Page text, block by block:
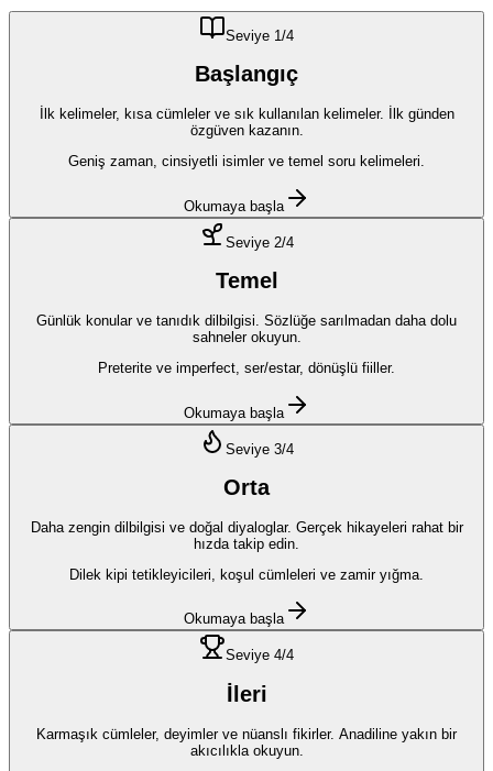
Seviye 1 /4
Başlangıç
İlk kelimeler, kısa cümleler ve sık kullanılan kelimeler. İlk günden
özgüven kazanın.
Geniş zaman, cinsiyetli isimler ve temel soru kelimeleri.
Okumaya başla
Seviye 2/4
Temel
Günlük konular ve tanıdık dilbilgisi. Sözlüğe sarılmadan daha dolu
sahneler okuyun.
Preterite ve imperfect, ser/estar, dönüşlü fiiller.
Okumaya başla
Seviye 3/4
Orta
Daha zengin dilbilgisi ve doğal diyaloglar. Gerçek hikayeleri rahat bir
hızda takip edin.
Dilek kipi tetikleyicileri, koşul cümleleri ve zamir yığma.
Okumaya başla
Seviye 4/4
İleri
Karmaşık cümleler, deyimler ve nüanslı fikirler. Anadiline yakın bir
akıcılıkla okuyun.